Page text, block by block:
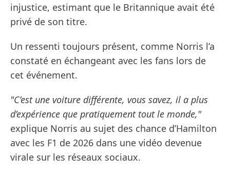
injustice, estimant que le Britannique avait été
privé de son titre.
Un ressenti toujours présent, comme Norris l’a
constaté en échangeant avec les fans lors de
cet événement.
"C’est une voiture différente, vous savez, il a plus
d’expérience que pratiquement tout le monde,"
explique Norris au sujet des chance d’Hamilton
avec les F1 de 2026 dans une vidéo devenue
virale sur les réseaux sociaux.